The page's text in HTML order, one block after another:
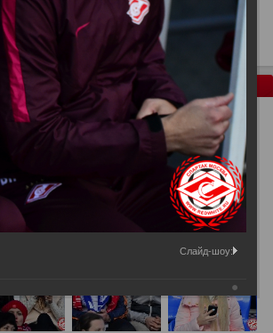
- Спартак 1:3
разделе.
Слайд-шоу: